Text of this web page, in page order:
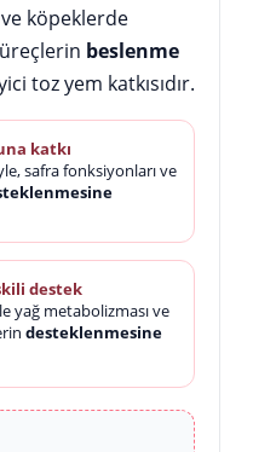
köpeklerde
beslenme
toz yem katkısıdır.
katkı
safra fonksiyonları ve
destek
yağ metabolizması ve
desteklenmesine